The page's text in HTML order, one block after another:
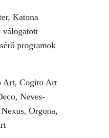
Katona
válogatott
programok
Art, Cogito Art
Neves-
Orgona,